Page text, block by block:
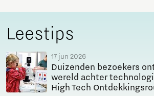
Leestips
17 jun 2026
Duizenden bezoekers
wereld achter
High Tech